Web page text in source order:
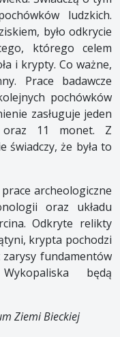
ludzkich.
było odkrycie
którego celem
i krypty. Co ważne,
Prace badawcze
pochówków
zasługuje jeden
11 monet. Z
świadczy, że była to
archeologiczne
oraz układu
Odkryte relikty
krypta pochodzi
fundamentów
będą
Ziemi Bieckiej